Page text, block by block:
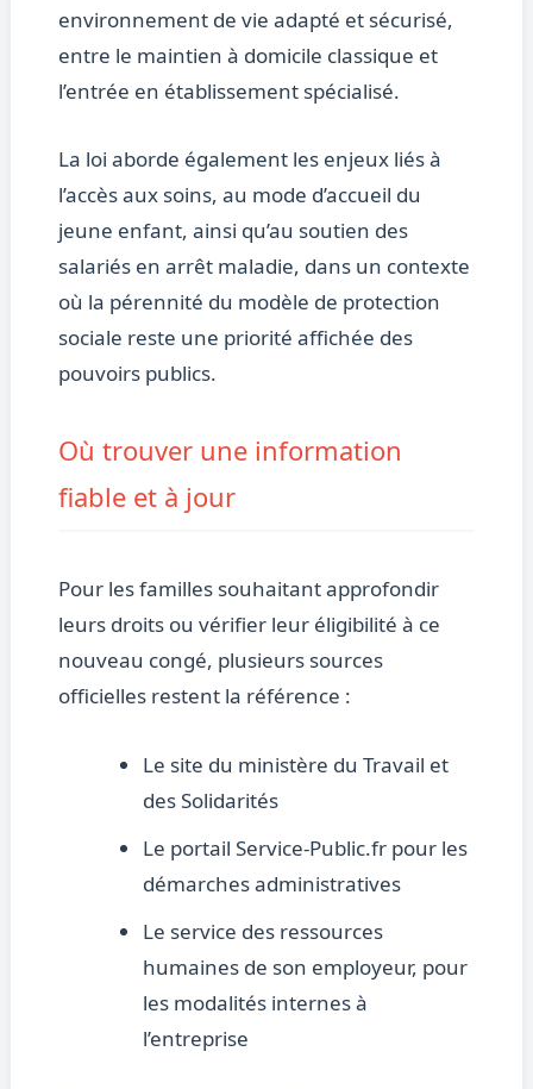
environnement de vie adapté et sécurisé,
entre le maintien à domicile classique et
l’entrée en établissement spécialisé.
La loi aborde également les enjeux liés à
l’accès aux soins, au mode d’accueil du
jeune enfant, ainsi qu’au soutien des
salariés en arrêt maladie, dans un contexte
où la pérennité du modèle de protection
sociale reste une priorité affichée des
pouvoirs publics.
Où trouver une information
fiable et à jour
Pour les familles souhaitant approfondir
leurs droits ou vérifier leur éligibilité à ce
nouveau congé, plusieurs sources
officielles restent la référence :
Le site du ministère du Travail et
des Solidarités
Le portail Service-Public.fr pour les
démarches administratives
Le service des ressources
humaines de son employeur, pour
les modalités internes à
l’entreprise